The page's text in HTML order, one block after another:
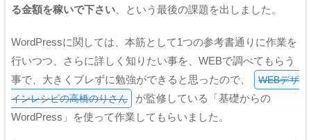
る金額を稼いで下さい、という最後の課題を出しました。
WordPressに関しては、本筋として1つの参考書通りに作業を
行いつつ、さらに詳しく知りたい事を、WEBで調べてもらう
事で、大きくブレずに勉強ができると思ったので、
WEBデザ
インレシピの高橋のりさん
が監修している「基礎からの
WordPress」を使って作業してもらいました。